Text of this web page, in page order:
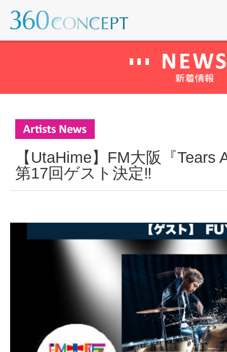
【UtaHime】FM大阪『Tears
第17回ゲスト決定‼︎